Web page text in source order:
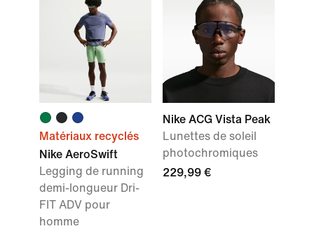
Matériaux recyclés
Nike AeroSwift
Legging de running
demi-longueur Dri-
FIT ADV pour
homme
Nike ACG Vista Peak
Lunettes de soleil
photochromiques
229,99 €